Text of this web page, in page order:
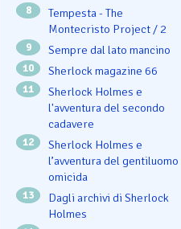
8
Tempesta - The
Montecristo Project / 2
9 Sempre dal lato mancino
10 Sherlock magazine 66
11
Sherlock Holmes e
l'avventura del secondo
cadavere
12
Sherlock Holmes e
l’avventura del gentiluomo
omicida
13
Dagli archivi di Sherlock
Holmes